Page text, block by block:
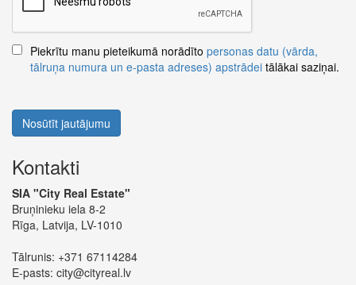
Piekrītu manu pieteikumā norādīto personas datu (vārda,
tālruņa numura un e-pasta adreses) apstrādei tālākai saziņai.
Nosūtīt jautājumu
Kontakti
SIA "City Real Estate"
Bruņinieku iela 8-2
Rīga, Latvija, LV-1010
Tālrunis: +371 67114284
E-pasts: city@cityreal.lv